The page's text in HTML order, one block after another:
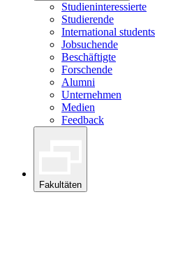
Studieninteressierte
Studierende
International students
Jobsuchende
Beschäftigte
Forschende
Alumni
Unternehmen
Medien
Feedback
Fakultäten